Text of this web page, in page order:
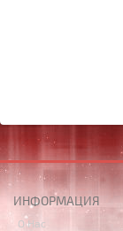
ИНФОРМАЦИЯ
О Нас